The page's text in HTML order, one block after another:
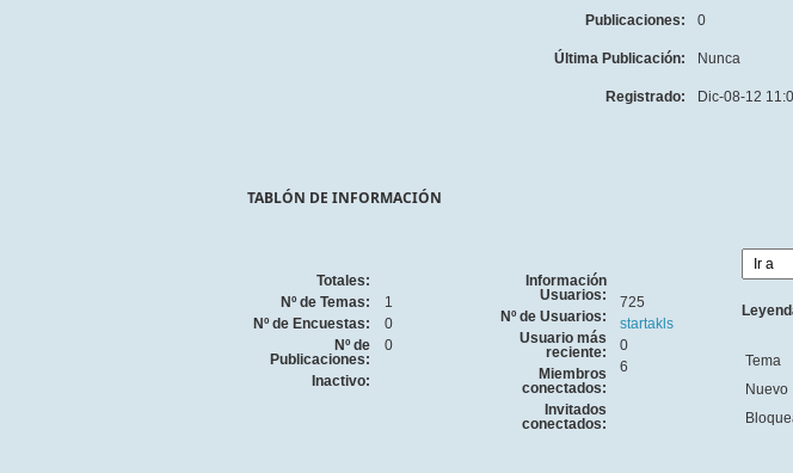
Publicaciones: 0
Última Publicación: Nunca
Registrado: Dic-08-12
TABLÓN DE INFORMACIÓN
Totales:
Nº de Temas:
1
Nº de Encuestas:
0
Nº de
Publicaciones:
0
Inactivo:
Información
Usuarios:
Nº de Usuarios:
725
Usuario más
reciente:
startakls
Miembros
conectados:
0
Invitados
conectados:
6
Tema
Nuevo